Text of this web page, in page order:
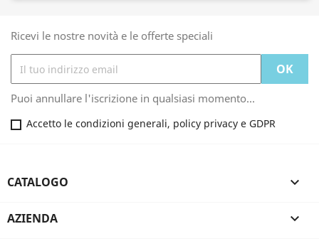
Ricevi le nostre novità e le offerte speciali
Puoi annullare l'iscrizione in qualsiasi momento...
Accetto le condizioni generali, policy privacy e GDPR
CATALOGO 
AZIENDA 